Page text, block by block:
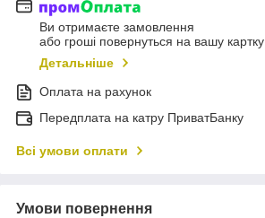
Ви отримаєте замовлення
або гроші повернуться на вашу картку
Детальніше
Оплата на рахунок
Передплата на катру ПриватБанку
Всі умови оплати
Умови повернення